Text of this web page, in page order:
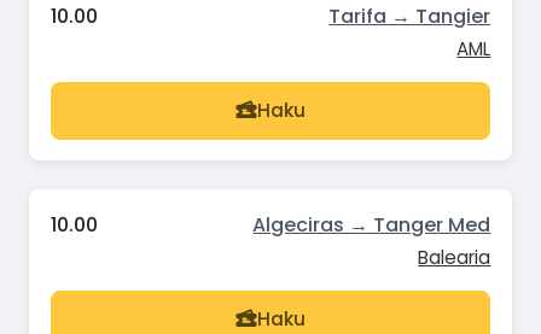
10.00 Tarifa → Tangier
AML
Haku
10.00 Algeciras → Tanger Med
Balearia
Haku